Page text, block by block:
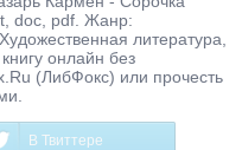
doc, pdf. Жанр:
литература,
онлайн без
(ЛибФокс) или прочесть
В Твиттере